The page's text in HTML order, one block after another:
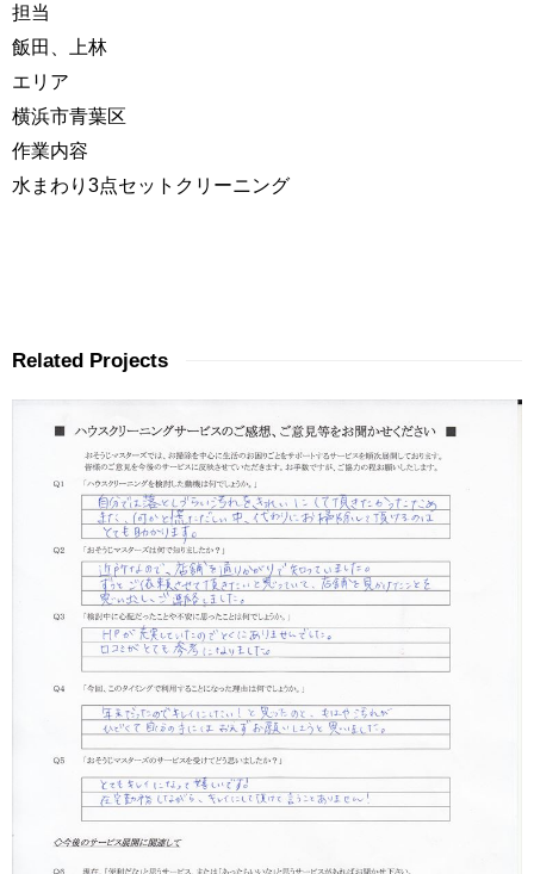
担当
飯田、上林
エリア
横浜市青葉区
作業内容
水まわり3点セットクリーニング
Related Projects